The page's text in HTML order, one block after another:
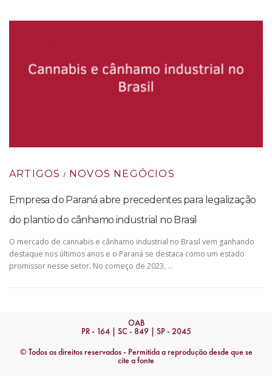
ARTIGOS / NOVOS NEGÓCIOS
Empresa do Paraná abre precedentes para legalização
do plantio do cânhamo industrial no Brasil
O mercado de cannabis e cânhamo industrial no Brasil vem ganhando
destaque nos últimos anos e o Paraná se destaca como um estado
promissor nesse setor. No começo de 2023, …
OAB
PR - 164 | SC - 849 | SP - 2045
© Todos os direitos reservados - Permitida a reprodução desde que se
cite a fonte